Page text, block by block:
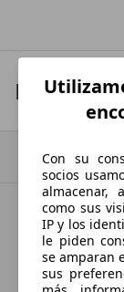
Datos de
Con su
socios
almacenar,
como sus
IP y los
le piden
se amparan
sus